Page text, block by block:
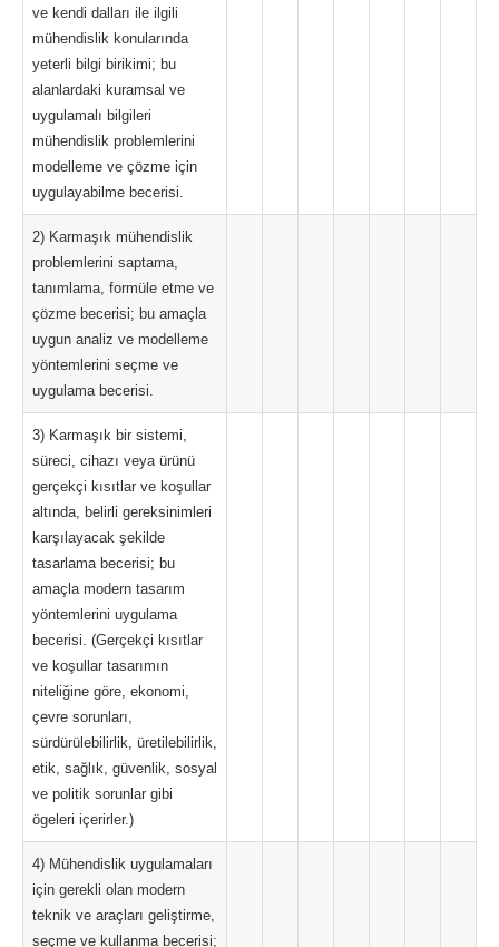
ve kendi dalları ile ilgili
mühendislik konularında
yeterli bilgi birikimi; bu
alanlardaki kuramsal ve
uygulamalı bilgileri
mühendislik problemlerini
modelleme ve çözme için
uygulayabilme becerisi.
2) Karmaşık mühendislik
problemlerini saptama,
tanımlama, formüle etme ve
çözme becerisi; bu amaçla
uygun analiz ve modelleme
yöntemlerini seçme ve
uygulama becerisi.
3) Karmaşık bir sistemi,
süreci, cihazı veya ürünü
gerçekçi kısıtlar ve koşullar
altında, belirli gereksinimleri
karşılayacak şekilde
tasarlama becerisi; bu
amaçla modern tasarım
yöntemlerini uygulama
becerisi. (Gerçekçi kısıtlar
ve koşullar tasarımın
niteliğine göre, ekonomi,
çevre sorunları,
sürdürülebilirlik, üretilebilirlik,
etik, sağlık, güvenlik, sosyal
ve politik sorunlar gibi
ögeleri içerirler.)
4) Mühendislik uygulamaları
için gerekli olan modern
teknik ve araçları geliştirme,
seçme ve kullanma becerisi;